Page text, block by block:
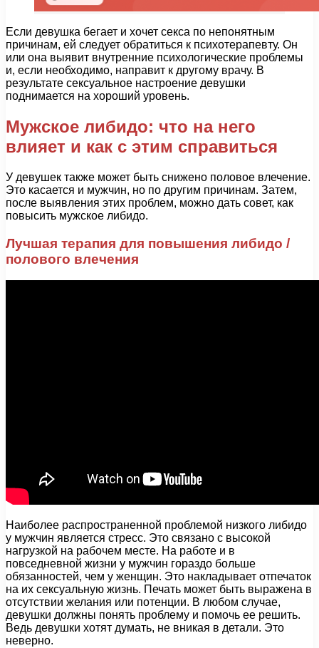
Если девушка бегает и хочет секса по непонятным
причинам, ей следует обратиться к психотерапевту. Он
или она выявит внутренние психологические проблемы
и, если необходимо, направит к другому врачу. В
результате сексуальное настроение девушки
поднимается на хороший уровень.
Мужское либидо: что на него
влияет и как с этим справиться
У девушек также может быть снижено половое влечение.
Это касается и мужчин, но по другим причинам. Затем,
после выявления этих проблем, можно дать совет, как
повысить мужское либидо.
Лучшая терапия для повышения либидо /
полового влечения
Наиболее распространенной проблемой низкого либидо
у мужчин является стресс. Это связано с высокой
нагрузкой на рабочем месте. На работе и в
повседневной жизни у мужчин гораздо больше
обязанностей, чем у женщин. Это накладывает отпечаток
на их сексуальную жизнь. Печать может быть выражена в
отсутствии желания или потенции. В любом случае,
девушки должны понять проблему и помочь ее решить.
Ведь девушки хотят думать, не вникая в детали. Это
неверно.